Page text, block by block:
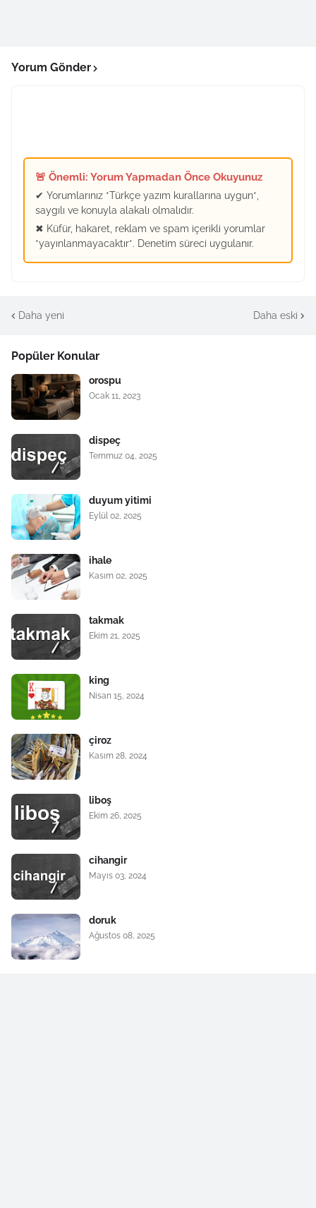
Yorum Gönder
🚨 Önemli: Yorum Yapmadan Önce Okuyunuz
✔ Yorumlarınız *Türkçe yazım kurallarına uygun*,
saygılı ve konuyla alakalı olmalıdır.
✖ Küfür, hakaret, reklam ve spam içerikli yorumlar
*yayınlanmayacaktır*. Denetim süreci uygulanır.
Daha yeni Daha eski
Popüler Konular
orospu
Ocak 11, 2023
dispeç
Temmuz 04, 2025
duyum yitimi
Eylül 02, 2025
ihale
Kasım 02, 2025
takmak
Ekim 21, 2025
king
Nisan 15, 2024
çiroz
Kasım 28, 2024
liboş
Ekim 26, 2025
cihangir
Mayıs 03, 2024
doruk
Ağustos 08, 2025